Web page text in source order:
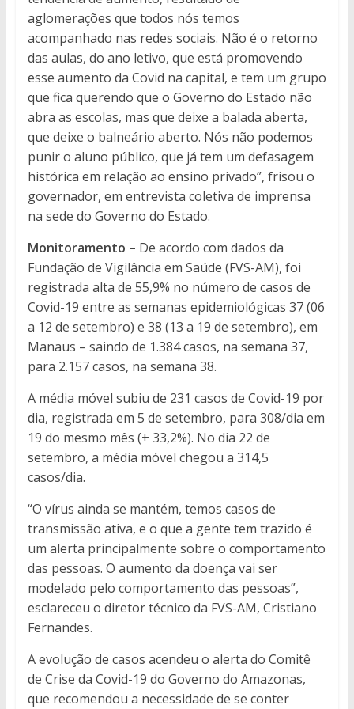
aglomerações que todos nós temos
acompanhado nas redes sociais. Não é o retorno
das aulas, do ano letivo, que está promovendo
esse aumento da Covid na capital, e tem um grupo
que fica querendo que o Governo do Estado não
abra as escolas, mas que deixe a balada aberta,
que deixe o balneário aberto. Nós não podemos
punir o aluno público, que já tem um defasagem
histórica em relação ao ensino privado”, frisou o
governador, em entrevista coletiva de imprensa
na sede do Governo do Estado.
Monitoramento – De acordo com dados da
Fundação de Vigilância em Saúde (FVS-AM), foi
registrada alta de 55,9% no número de casos de
Covid-19 entre as semanas epidemiológicas 37 (06
a 12 de setembro) e 38 (13 a 19 de setembro), em
Manaus – saindo de 1.384 casos, na semana 37,
para 2.157 casos, na semana 38.
A média móvel subiu de 231 casos de Covid-19 por
dia, registrada em 5 de setembro, para 308/dia em
19 do mesmo mês (+ 33,2%). No dia 22 de
setembro, a média móvel chegou a 314,5
casos/dia.
“O vírus ainda se mantém, temos casos de
transmissão ativa, e o que a gente tem trazido é
um alerta principalmente sobre o comportamento
das pessoas. O aumento da doença vai ser
modelado pelo comportamento das pessoas”,
esclareceu o diretor técnico da FVS-AM, Cristiano
Fernandes.
A evolução de casos acendeu o alerta do Comitê
de Crise da Covid-19 do Governo do Amazonas,
que recomendou a necessidade de se conter